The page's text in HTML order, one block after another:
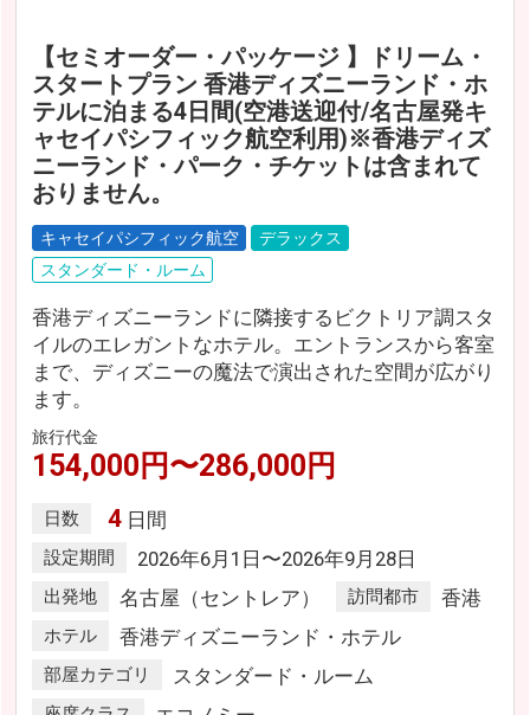
【セミオーダー・パッケージ 】ドリーム・
スタートプラン 香港ディズニーランド・ホ
テルに泊まる4日間(空港送迎付/名古屋発キ
ャセイパシフィック航空利用)※香港ディズ
ニーランド・パーク・チケットは含まれて
おりません。
キャセイパシフィック航空
デラックス
スタンダード・ルーム
香港ディズニーランドに隣接するビクトリア調スタ
イルのエレガントなホテル。エントランスから客室
まで、ディズニーの魔法で演出された空間が広がり
ます。
旅行代金
154,000円〜286,000円
日数 4 日間
設定期間 2026年6月1日〜2026年9月28日
出発地 名古屋（セントレア） 訪問都市 香港
ホテル 香港ディズニーランド・ホテル
部屋カテゴリ スタンダード・ルーム